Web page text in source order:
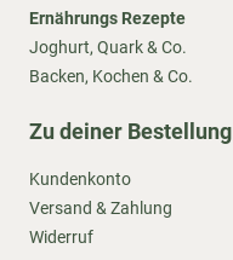
Ernährungs Rezepte
Joghurt, Quark & Co.
Backen, Kochen & Co.
Zu deiner Bestellung
Kundenkonto
Versand & Zahlung
Widerruf